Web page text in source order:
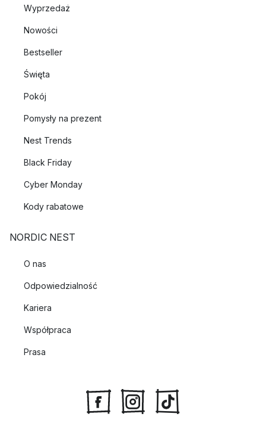
Wyprzedaż
Nowości
Bestseller
Święta
Pokój
Pomysły na prezent
Nest Trends
Black Friday
Cyber Monday
Kody rabatowe
NORDIC NEST
O nas
Odpowiedzialność
Kariera
Współpraca
Prasa